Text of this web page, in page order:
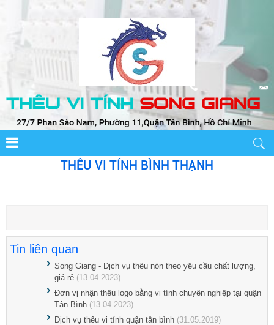
THÊU VI TÍNH BÌNH THẠNH
Tin liên quan
Song Giang - Dịch vụ thêu nón theo yêu cầu chất lượng,
giá rẻ (13.04.2023)
Đơn vị nhận thêu logo bằng vi tính chuyên nghiệp tại quận
Tân Bình (13.04.2023)
Dịch vụ thêu vi tính quận tân bình (31.05.2019)